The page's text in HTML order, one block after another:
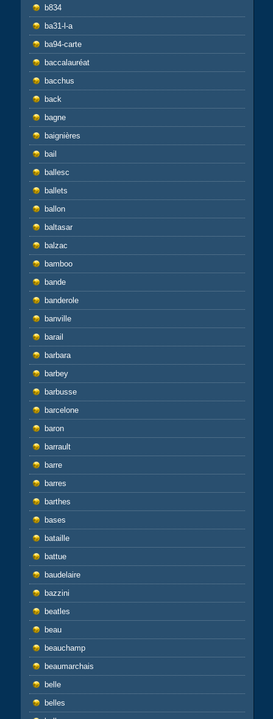
b834
ba31-l-a
ba94-carte
baccalauréat
bacchus
back
bagne
baignières
bail
ballesc
ballets
ballon
baltasar
balzac
bamboo
bande
banderole
banville
barail
barbara
barbey
barbusse
barcelone
baron
barrault
barre
barres
barthes
bases
bataille
battue
baudelaire
bazzini
beatles
beau
beauchamp
beaumarchais
belle
belles